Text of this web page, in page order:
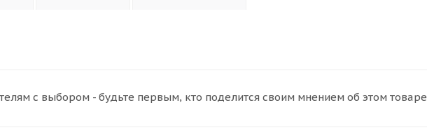
8 800 302-02-51
с выбором - будьте первым, кто поделится своим мнением об этом товаре